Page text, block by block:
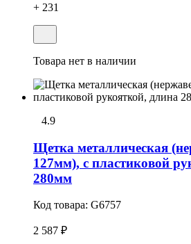
+ 231
Товара нет в наличии
4.9
Щетка металлическая
127мм), с пластиковой
280мм
Код товара: G6757
2 587 ₽